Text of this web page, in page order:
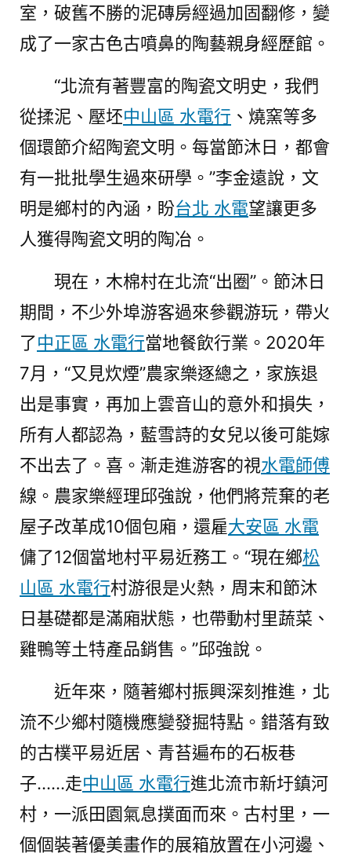
室，破舊不勝的泥磚房經過加固翻修，變
成了一家古色古噴鼻的陶藝親身經歷館。
“北流有著豐富的陶瓷文明史，我們
從揉泥、壓坯中山區 水電行 、燒窯等多
個環節介紹陶瓷文明。每當節沐日，都會
有一批批學生過來研學。”李金遠說，文
明是鄉村的內涵，盼台北 水電望讓更多
人獲得陶瓷文明的陶冶。
現在，木棉村在北流“出圈”。節沐日
期間，不少外埠游客過來參觀游玩，帶火
了中正區 水電行當地餐飲行業。2020年
7月，“又見炊煙”農家樂逐總之，家族退
出是事實，再加上雲音山的意外和損失，
所有人都認為，藍雪詩的女兒以後可能嫁
不出去了。喜。漸走進游客的視水電師傅
線。農家樂經理邱強說，他們將荒棄的老
屋子改革成10個包廂，還雇大安區 水電
傭了12個當地村平易近務工。“現在鄉松
山區 水電行村游很是火熱，周末和節沐
日基礎都是滿廂狀態，也帶動村里蔬菜、
雞鴨等土特產品銷售。”邱強說。
近年來，隨著鄉村振興深刻推進，北
流不少鄉村隨機應變發掘特點。錯落有致
的古樸平易近居、青苔遍布的石板巷
子……走中山區 水電行進北流市新圩鎮河
村，一派田園氣息撲面而來。古村里，一
個個裝著優美畫作的展箱放置在小河邊、